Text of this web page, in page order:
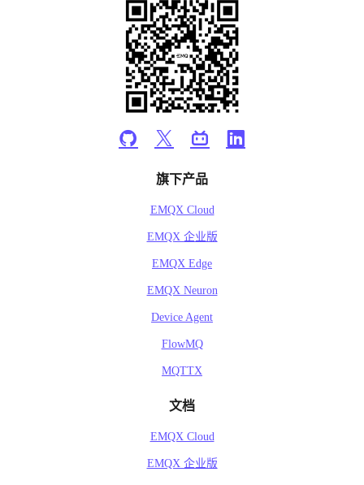
旗下产品
EMQX Cloud
EMQX 企业版
EMQX Edge
EMQX Neuron
Device Agent
FlowMQ
MQTTX
文档
EMQX Cloud
EMQX 企业版